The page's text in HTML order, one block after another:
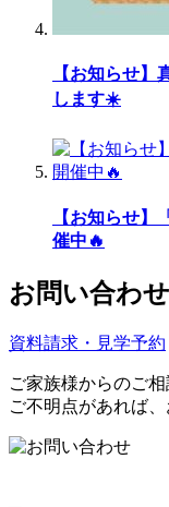
【お知らせ
します☀️
【お知らせ
催中🔥
お問い合わせ
資料請求・見学予約
ご家族様からのご
ご不明点があれば